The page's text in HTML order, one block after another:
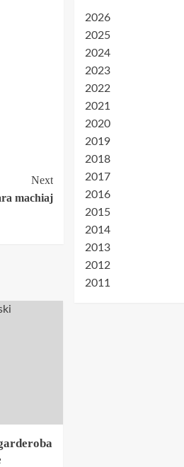
Next
machiaj
2026
2025
2024
2023
2022
2021
2020
2019
2018
2017
2016
2015
2014
2013
2012
2011